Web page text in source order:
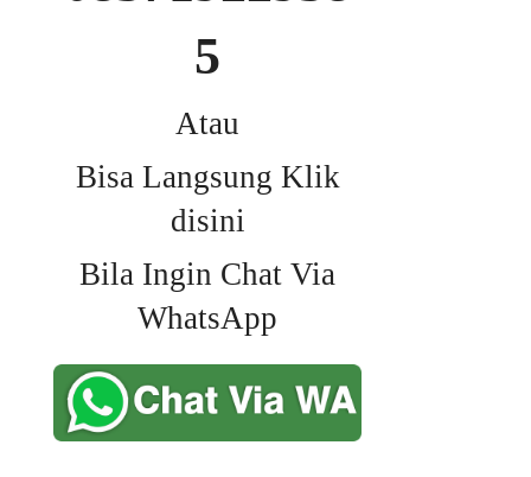
5
Atau
Bisa Langsung Klik
disini
Bila Ingin Chat Via
WhatsApp